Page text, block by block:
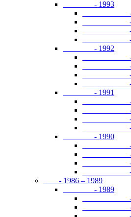
- 1993
- 01-
- 02-
- 03-
- 04-
- 1992
- 01-
- 02-
- 03-
- 04-
- 1991
- 01-
- 02-
- 03-
- 04-
- 1990
- 01-
- 02-
- 03-
- 04-
- 1986 – 1989
- 1989
- 01-
- 02-